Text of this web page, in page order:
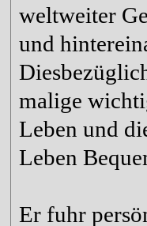
weltweiter
und
malige
Leben und
Leben
Er fuhr